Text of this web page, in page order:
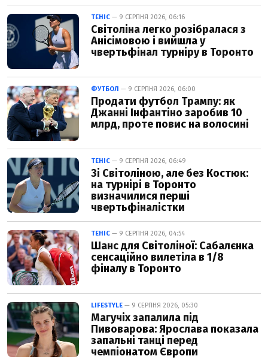
ТЕНІС — 9 СЕРПНЯ 2026, 06:16
Світоліна легко розібралася з
Анісімовою і вийшла у
чвертьфінал турніру в Торонто
ФУТБОЛ — 9 СЕРПНЯ 2026, 06:00
Продати футбол Трампу: як
Джанні Інфантіно заробив 10
млрд, проте повис на волосині
ТЕНІС — 9 СЕРПНЯ 2026, 06:49
Зі Світоліною, але без Костюк:
на турнірі в Торонто
визначилися перші
чвертьфіналістки
ТЕНІС — 9 СЕРПНЯ 2026, 04:54
Шанс для Світоліної: Сабалєнка
сенсаційно вилетіла в 1/8
фіналу в Торонто
LIFESTYLE — 9 СЕРПНЯ 2026, 05:30
Магучіх запалила під
Пивоварова: Ярослава показала
запальні танці перед
чемпіонатом Європи